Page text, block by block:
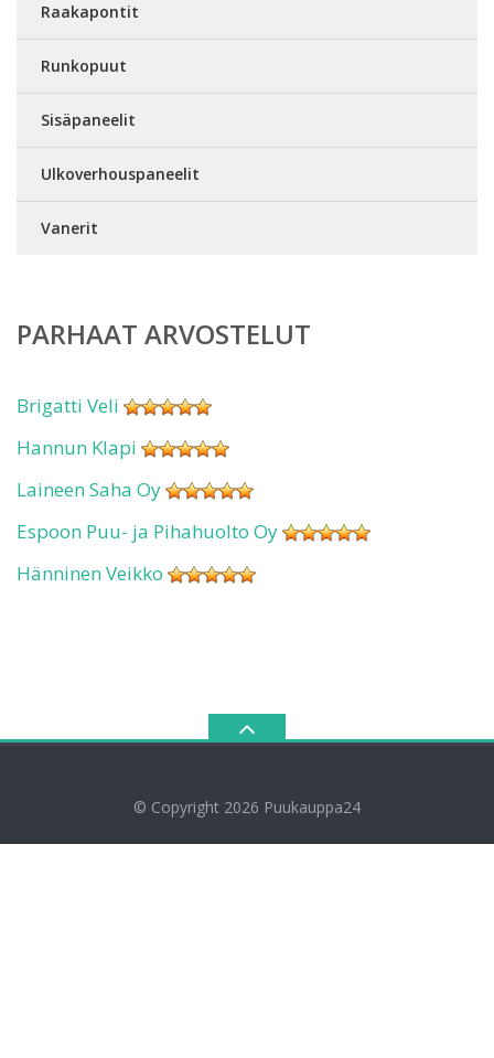
Raakapontit
Runkopuut
Sisäpaneelit
Ulkoverhouspaneelit
Vanerit
PARHAAT ARVOSTELUT
Brigatti Veli
Hannun Klapi
Laineen Saha Oy
Espoon Puu- ja Pihahuolto Oy
Hänninen Veikko
© Copyright 2026 Puukauppa24